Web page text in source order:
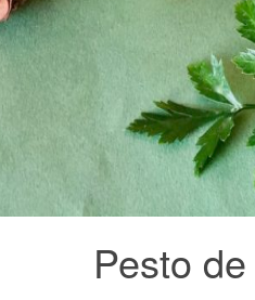
Pesto